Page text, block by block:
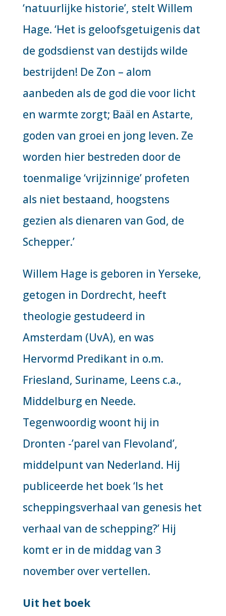
‘natuurlijke historie’, stelt Willem
Hage. ‘Het is geloofsgetuigenis dat
de godsdienst van destijds wilde
bestrijden! De Zon – alom
aanbeden als de god die voor licht
en warmte zorgt; Baäl en Astarte,
goden van groei en jong leven. Ze
worden hier bestreden door de
toenmalige ‘vrijzinnige’ profeten
als niet bestaand, hoogstens
gezien als dienaren van God, de
Schepper.’
Willem Hage is geboren in Yerseke,
getogen in Dordrecht, heeft
theologie gestudeerd in
Amsterdam (UvA), en was
Hervormd Predikant in o.m.
Friesland, Suriname, Leens c.a.,
Middelburg en Neede.
Tegenwoordig woont hij in
Dronten -’parel van Flevoland’,
middelpunt van Nederland. Hij
publiceerde het boek ‘Is het
scheppingsverhaal van genesis het
verhaal van de schepping?’ Hij
komt er in de middag van 3
november over vertellen.
Uit het boek